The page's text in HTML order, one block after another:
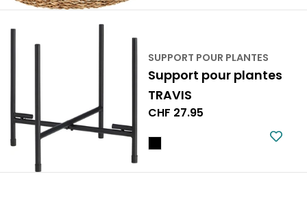
SUPPORT POUR PLANTES
Support pour plantes
TRAVIS
Prix
CHF 27.95